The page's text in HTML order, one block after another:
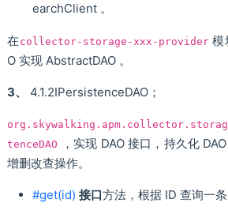
earchClient 。
在 collector-storage-xxx-provider模
O 实现 AbstractDAO 。
3、 4.1.2IPersistenceDAO；
tenceDAO
，实现 DAO 接口，持久化 DAO
增删改查操作。
#get(id) 接口方法，根据 ID 查询一条